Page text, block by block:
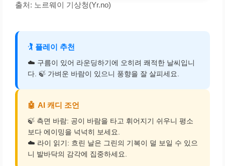
출처: 노르웨이 기상청(Yr.no)
🏌️ 플레이 추천
☁️ 구름이 있어 라운딩하기에 오히려 쾌적한 날씨입니
다. 🍃 가벼운 바람이 있으니 풍향을 잘 살피세요.
🤖 AI 캐디 조언
🍃 측면 바람: 공이 바람을 타고 휘어지기 쉬우니 평소
보다 에이밍을 넉넉히 보세요.
☁️ 라이 읽기: 흐린 날은 그린의 기복이 덜 보일 수 있으
니 발바닥의 감각에 집중하세요.